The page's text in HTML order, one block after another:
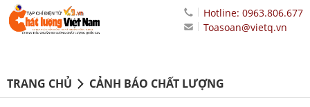
Hotline: 0963.806.677
Toasoan@vietq.vn
TRANG CHỦ CẢNH BÁO CHẤT LƯỢNG